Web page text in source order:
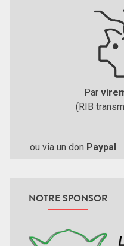
Par
(RIB
ou via un don Paypal
NOTRE SPONSOR